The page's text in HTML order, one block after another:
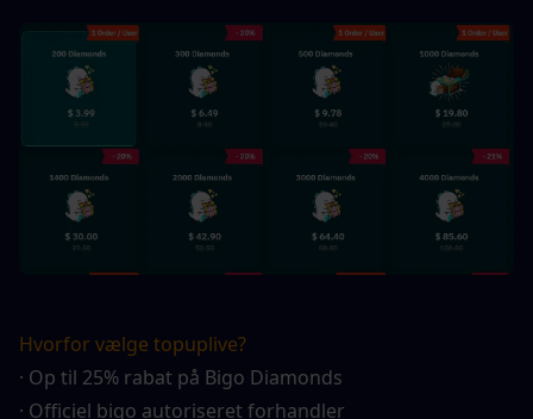
Hvorfor vælge topuplive?
· Op til 25% rabat på Bigo Diamonds
· Officiel bigo autoriseret forhandler